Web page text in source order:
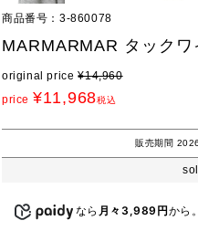
商品番号 3-860078
MARMARMAR タック
original price ¥14,960
price ¥11,968税込
販売期間
なら 月々3,989円から